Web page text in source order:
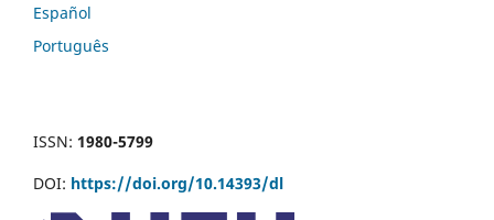
Español
Português
ISSN: 1980-5799
DOI: https://doi.org/10.14393/dl